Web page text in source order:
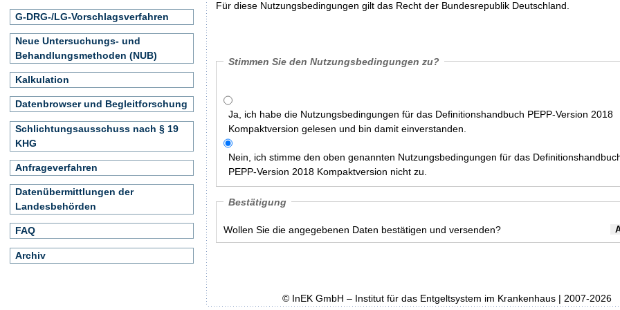
Für diese Nutzungsbedingungen gilt das Recht der Bundesrepublik Deutschland.
Stimmen Sie den Nutzungsbedingungen zu?
Ja, ich habe die Nutzungsbedingungen für das Definitionshandbuch PEPP-Version 2018
Kompaktversion gelesen und bin damit einverstanden.
Nein, ich stimme den oben genannten Nutzungsbedingungen für das
PEPP-Version 2018 Kompaktversion nicht zu.
Bestätigung
Wollen Sie die angegebenen Daten bestätigen und versenden?
G-DRG-/LG-Vorschlagsverfahren
Neue Untersuchungs- und
Behandlungsmethoden (NUB)
Kalkulation
Datenbrowser und Begleitforschung
Schlichtungsausschuss nach § 19
KHG
Anfrageverfahren
Datenübermittlungen der
Landesbehörden
FAQ
Archiv
© InEK GmbH – Institut für das Entgeltsystem im Krankenhaus | 2007-2026